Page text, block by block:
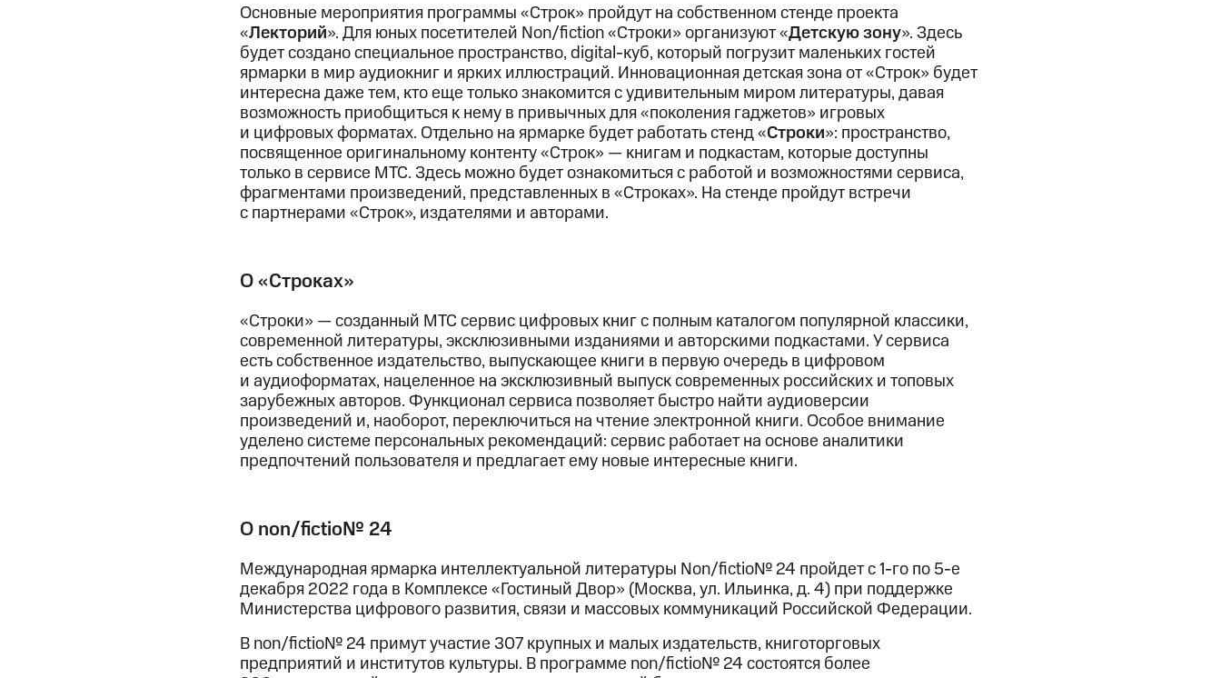
Основные мероприятия программы «Строк» пройдут на собственном стенде проекта
«Лекторий». Для юных посетителей Non/fiction «Строки» организуют «Детскую зону». Здесь
будет создано специальное пространство, digital-куб, который погрузит маленьких гостей
ярмарки в мир аудиокниг и ярких иллюстраций. Инновационная детская зона от «Строк» будет
интересна даже тем, кто еще только знакомится с удивительным миром литературы, давая
возможность приобщиться к нему в привычных для «поколения гаджетов» игровых
и цифровых форматах. Отдельно на ярмарке будет работать стенд «Строки»: пространство,
посвященное оригинальному контенту «Строк» — книгам и подкастам, которые доступны
только в сервисе МТС. Здесь можно будет ознакомиться с работой и возможностями сервиса,
фрагментами произведений, представленных в «Строках». На стенде пройдут встречи
с партнерами «Строк», издателями и авторами.
О «Строках»
«Строки» — созданный МТС сервис цифровых книг с полным каталогом популярной классики,
современной литературы, эксклюзивными изданиями и авторскими подкастами. У сервиса
есть собственное издательство, выпускающее книги в первую очередь в цифровом
и аудиоформатах, нацеленное на эксклюзивный выпуск современных российских и топовых
зарубежных авторов. Функционал сервиса позволяет быстро найти аудиоверсии
произведений и, наоборот, переключиться на чтение электронной книги. Особое внимание
уделено системе персональных рекомендаций: сервис работает на основе аналитики
предпочтений пользователя и предлагает ему новые интересные книги.
О non/fictio№ 24
Международная ярмарка интеллектуальной литературы Non/fictio№ 24 пройдет с 1-го по 5-е
декабря 2022 года в Комплексе «Гостиный Двор» (Москва, ул. Ильинка, д. 4) при поддержке
Министерства цифрового развития, связи и массовых коммуникаций Российской Федерации.
В non/fictio№ 24 примут участие 307 крупных и малых издательств, книготорговых
предприятий и институтов культуры. В программе non/fictio№ 24 состоятся более